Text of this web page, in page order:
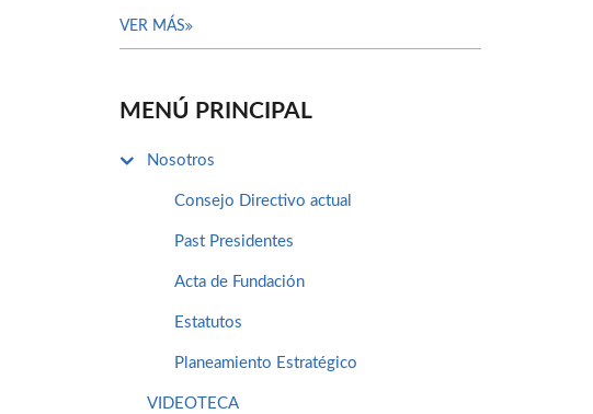
VER MÁS
MENÚ PRINCIPAL
Nosotros
Consejo Directivo actual
Past Presidentes
Acta de Fundación
Estatutos
Planeamiento Estratégico
VIDEOTECA